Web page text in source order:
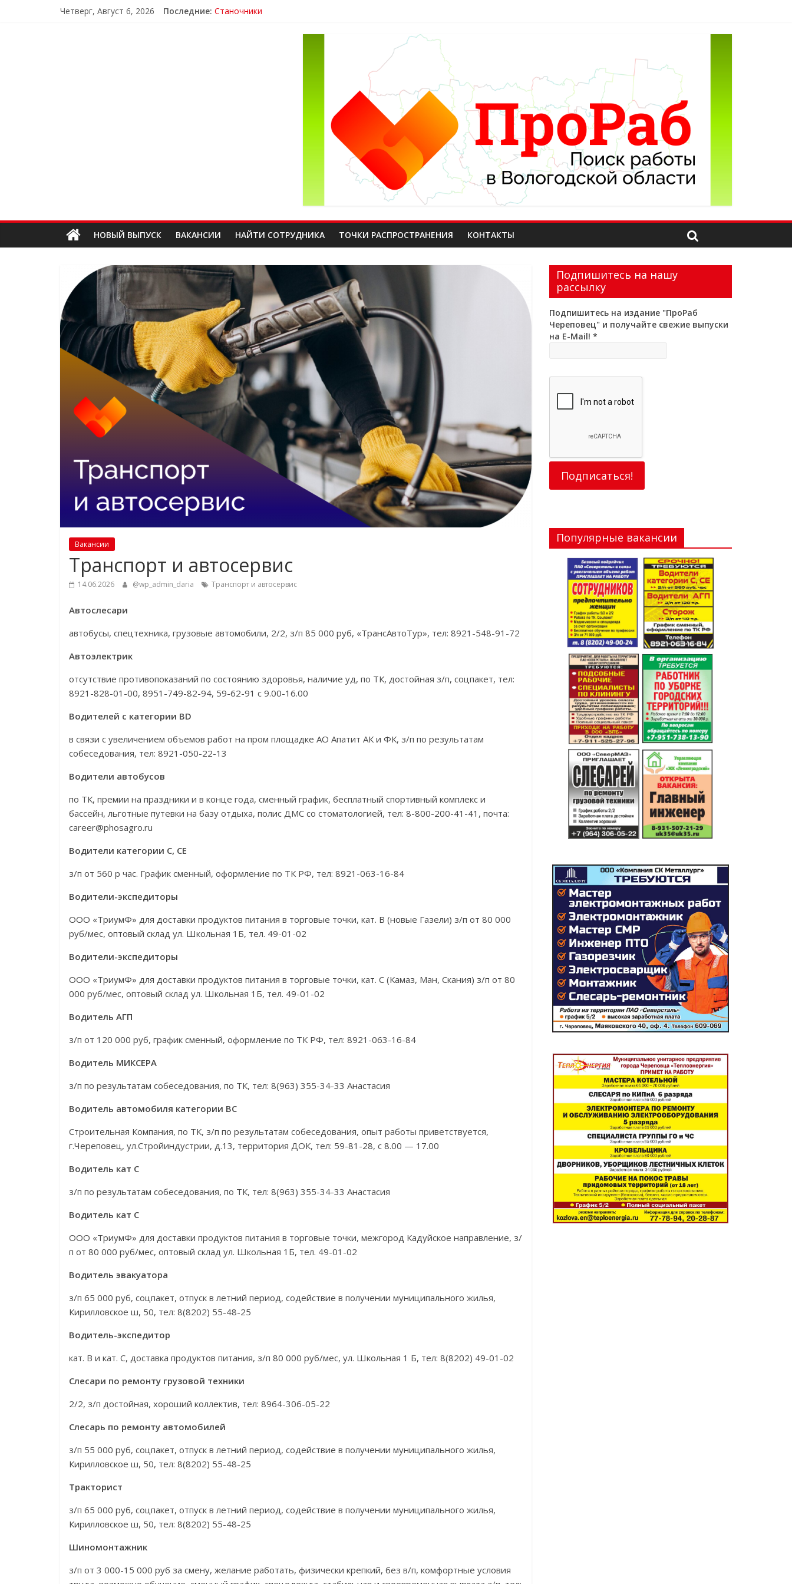
Четверг, Август 6, 2026 Последние: Станочники
НОВЫЙ ВЫПУСК ВАКАНСИИ НАЙТИ СОТРУДНИКА ТОЧКИ РАСПРОСТРАНЕНИЯ КОНТАКТЫ
Вакансии
Транспорт и автосервис
14.06.2026 @wp_admin_daria Транспорт и автосервис
Автослесари
автобусы, спецтехника, грузовые автомобили, 2/2, з/п 85 000 руб, «ТрансАвтоТур», тел: 8921-548-91-72
Автоэлектрик
отсутствие противопоказаний по состоянию здоровья, наличие уд, по ТК, достойная з/п, соцпакет, тел:
8921-828-01-00, 8951-749-82-94, 59-62-91 с 9.00-16.00
Водителей с категории ВD
в связи с увеличением объемов работ на пром площадке АО Апатит АК и ФК, з/п по результатам
собеседования, тел: 8921-050-22-13
Водители автобусов
по ТК, премии на праздники и в конце года, сменный график, бесплатный спортивный комплекс и
бассейн, льготные путевки на базу отдыха, полис ДМС со стоматологией, тел: 8-800-200-41-41, почта:
career@phosagro.ru
Водители категории С, СЕ
з/п от 560 р час. График сменный, оформление по ТК РФ, тел: 8921-063-16-84
Водители-экспедиторы
ООО «ТриумФ» для доставки продуктов питания в торговые точки, кат. В (новые Газели) з/п от 80 000
руб/мес, оптовый склад ул. Школьная 1Б, тел. 49-01-02
Водители-экспедиторы
ООО «ТриумФ» для доставки продуктов питания в торговые точки, кат. С (Камаз, Ман, Скания) з/п от 80
000 руб/мес, оптовый склад ул. Школьная 1Б, тел. 49-01-02
Водитель АГП
з/п от 120 000 руб, график сменный, оформление по ТК РФ, тел: 8921-063-16-84
Водитель МИКСЕРА
з/п по результатам собеседования, по ТК, тел: 8(963) 355-34-33 Анастасия
Водитель автомобиля категории ВС
Строительная Компания, по ТК, з/п по результатам собеседования, опыт работы приветствуется,
г.Череповец, ул.Стройиндустрии, д.13, территория ДОК, тел: 59-81-28, с 8.00 — 17.00
Водитель кат С
з/п по результатам собеседования, по ТК, тел: 8(963) 355-34-33 Анастасия
Водитель кат С
ООО «ТриумФ» для доставки продуктов питания в торговые точки, межгород Кадуйское направление, з/
п от 80 000 руб/мес, оптовый склад ул. Школьная 1Б, тел. 49-01-02
Водитель эвакуатора
з/п 65 000 руб, соцпакет, отпуск в летний период, содействие в получении муниципального жилья,
Кирилловское ш, 50, тел: 8(8202) 55-48-25
Водитель-экспедитор
кат. В и кат. С, доставка продуктов питания, з/п 80 000 руб/мес, ул. Школьная 1 Б, тел: 8(8202) 49-01-02
Слесари по ремонту грузовой техники
2/2, з/п достойная, хороший коллектив, тел: 8964-306-05-22
Слесарь по ремонту автомобилей
з/п 55 000 руб, соцпакет, отпуск в летний период, содействие в получении муниципального жилья,
Кирилловское ш, 50, тел: 8(8202) 55-48-25
Тракторист
з/п 65 000 руб, соцпакет, отпуск в летний период, содействие в получении муниципального жилья,
Кирилловское ш, 50, тел: 8(8202) 55-48-25
Шиномонтажник
з/п от 3 000-15 000 руб за смену, желание работать, физически крепкий, без в/п, комфортные условия
Подпишитесь на нашу
рассылку
Подпишитесь на издание "ПроРаб
Череповец" и получайте свежие выпуски
на E-Mail! *
Популярные вакансии